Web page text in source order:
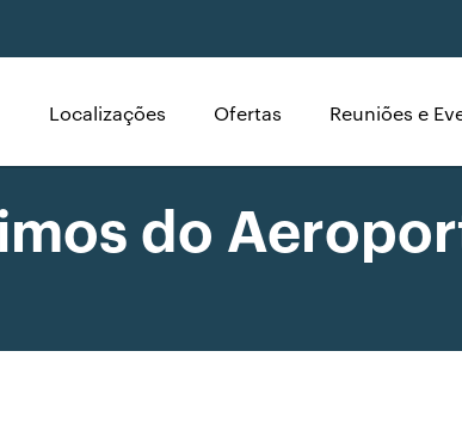
Localizações Ofertas Reuniões e
do